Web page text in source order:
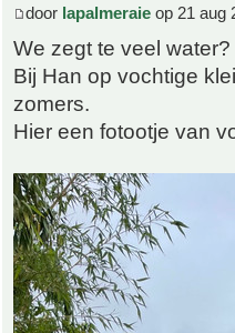
door lapalmeraie op 21 aug
We zegt te veel water?
Bij Han op vochtige
zomers.
Hier een fotootje van